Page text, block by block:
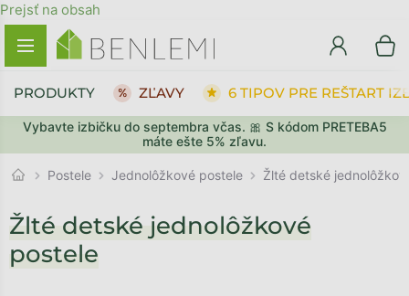
Prejsť na obsah
Vybavte izbičku do septembra včas. 🎀 S kódom PRETEBA5
máte ešte 5% zľavu.
PRODUKTY ZĽAVY 6 TIPOV PRE REŠTART
Postele Jednolôžkové postele Žlté detské
Žlté detské jednolôžkové
postele